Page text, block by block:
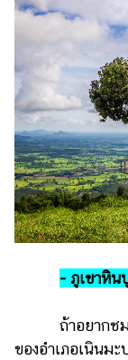
- ภูเขาหิน
ถ้าอยากช
ของอำเภอเนินม